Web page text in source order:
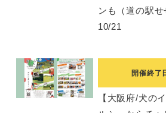
ンも（道の駅せ
10/21
開催終了
【大阪府/犬の